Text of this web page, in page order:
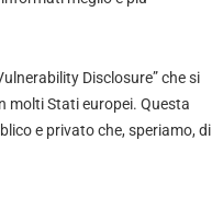
Disclosure” che si
molti Stati europei. Questa
e privato che, speriamo, di